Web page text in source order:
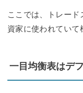
ここでは、トレー
資家に使われていて
一目均衡表はデ